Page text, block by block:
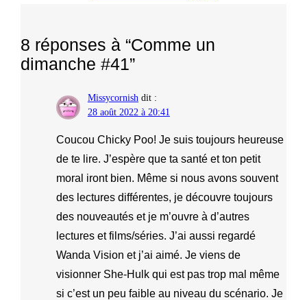
8 réponses à “Comme un
dimanche #41”
Missycornish dit :
28 août 2022 à 20:41
Coucou Chicky Poo! Je suis toujours heureuse
de te lire. J’espère que ta santé et ton petit
moral iront bien. Même si nous avons souvent
des lectures différentes, je découvre toujours
des nouveautés et je m’ouvre à d’autres
lectures et films/séries. J’ai aussi regardé
Wanda Vision et j’ai aimé. Je viens de
visionner She-Hulk qui est pas trop mal même
si c’est un peu faible au niveau du scénario. Je